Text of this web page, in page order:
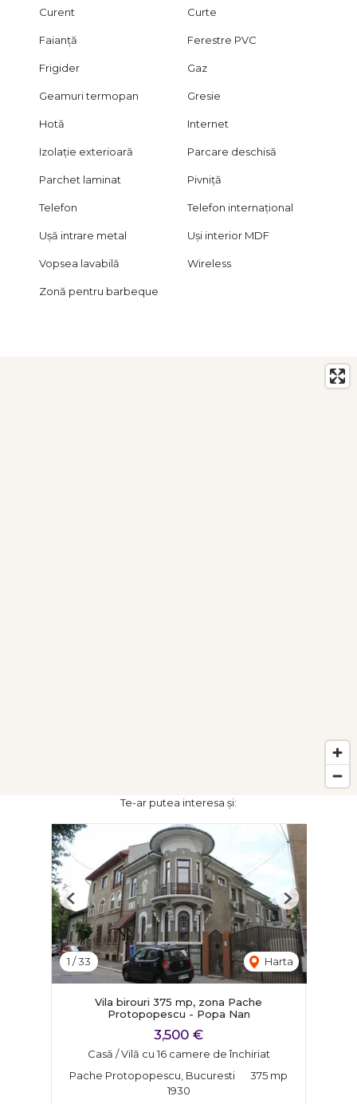
Curent Curte
Faianță Ferestre PVC
Frigider Gaz
Geamuri termopan Gresie
Hotă Internet
Izolație exterioară Parcare deschisă
Parchet laminat Pivniță
Telefon Telefon internațional
Ușă intrare metal Uși interior MDF
Vopsea lavabilă Wireless
Zonă pentru barbeque
Te-ar putea interesa și:
1 /33 Harta
Previous Next
Vila birouri 375 mp, zona Pache
Protopopescu - Popa Nan
3,500 €
Casă / Vilă cu 16 camere de închiriat
Pache Protopopescu, Bucuresti
375 mp
1930